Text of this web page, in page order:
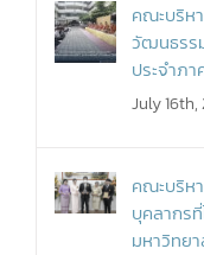
คณะบริห
วัฒนธรร
ประจำภ
July 16th,
คณะบริห
บุคลากร
มหาวิทย